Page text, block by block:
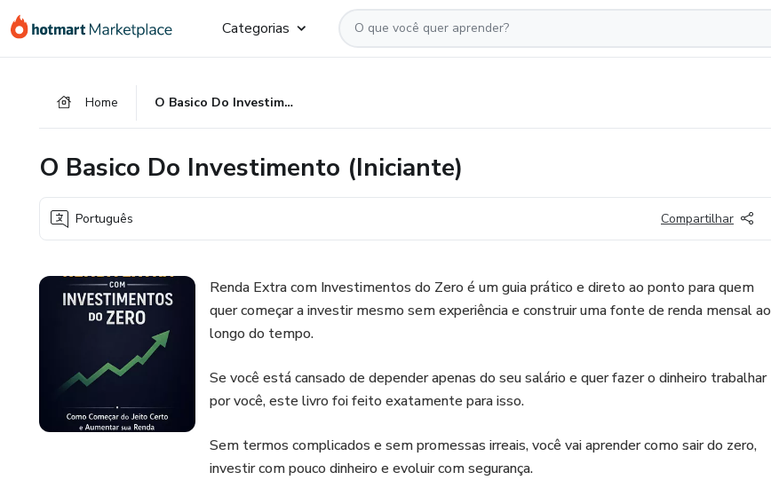
para
para
para
Categorias
Home O Basico Do Investimento (Iniciante)
O Basico Do Investimento (Iniciante)
Português Compartilhar
Renda Extra com Investimentos do Zero é um guia prático e direto ao ponto para quem
quer começar a investir mesmo sem experiência e construir uma fonte de renda mensal ao
longo do tempo.
Se você está cansado de depender apenas do seu salário e quer fazer o dinheiro trabalhar
por você, este livro foi feito exatamente para isso.
Sem termos complicados e sem promessas irreais, você vai aprender como sair do zero,
investir com pouco dinheiro e evoluir com segurança.